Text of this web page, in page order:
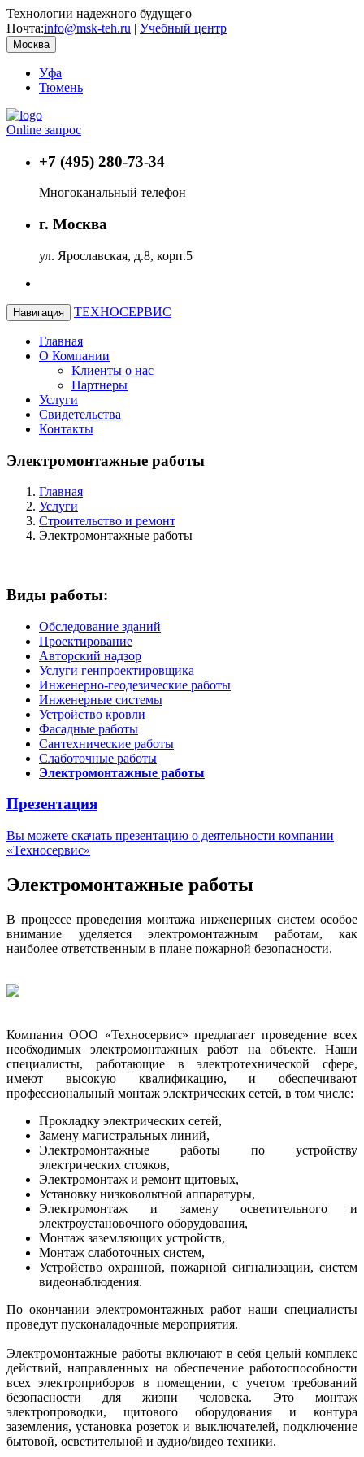
Технологии надежного будущего
Почта:info@msk-teh.ru | Учебный центр
Москва
Уфа
Тюмень
Online запрос
+7 (495) 280-73-34
Многоканальный телефон
г. Москва
ул. Ярославская, д.8, корп.5
Навигация ТЕХНОСЕРВИС
Главная
О Компании
Клиенты о нас
Партнеры
Услуги
Cвидетельства
Контакты
Электромонтажные работы
Главная
Услуги
Строительство и ремонт
Электромонтажные работы
Виды работы:
Обследование зданий
Проектирование
Авторский надзор
Услуги генпроектировщика
Инженерно-геодезические работы
Инженерные системы
Устройство кровли
Фасадные работы
Сантехнические работы
Слаботочные работы
Электромонтажные работы
Презентация
Вы можете скачать презентацию о деятельности компании
«Техносервис»
Электромонтажные работы
В процессе проведения монтажа инженерных систем особое
внимание уделяется электромонтажным работам, как
наиболее ответственным в плане пожарной безопасности.
Компания ООО «Техносервис» предлагает проведение всех
необходимых электромонтажных работ на объекте. Наши
специалисты, работающие в электротехнической сфере,
имеют высокую квалификацию, и обеспечивают
профессиональный монтаж электрических сетей, в том числе:
Прокладку электрических сетей,
Замену магистральных линий,
Электромонтажные работы по устройству
электрических стояков,
Электромонтаж и ремонт щитовых,
Установку низковольтной аппаратуры,
Электромонтаж и замену осветительного и
электроустановочного оборудования,
Монтаж заземляющих устройств,
Монтаж слаботочных систем,
Устройство охранной, пожарной сигнализации, систем
видеонаблюдения.
По окончании электромонтажных работ наши специалисты
проведут пусконаладочные мероприятия.
Электромонтажные работы включают в себя целый комплекс
действий, направленных на обеспечение работоспособности
всех электроприборов в помещении, с учетом требований
безопасности для жизни человека. Это монтаж
электропроводки, щитового оборудования и контура
заземления, установка розеток и выключателей, подключение
бытовой, осветительной и аудио/видео техники.